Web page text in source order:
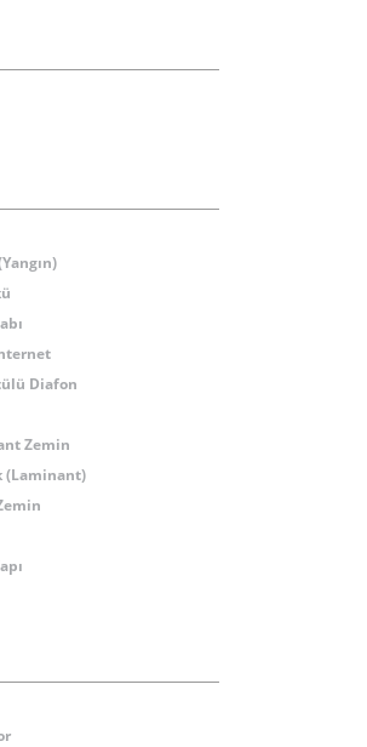
Diafon
Zemin
(Laminant)